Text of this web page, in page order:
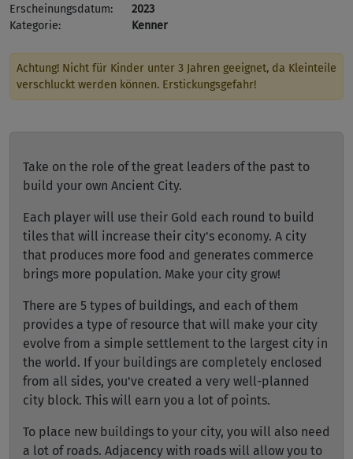
Erscheinungsdatum:
2023
Kategorie:
Kenner
Achtung! Nicht für Kinder unter 3 Jahren geeignet, da Kleinteile
verschluckt werden können. Erstickungsgefahr!
Take on the role of the great leaders of the past to
build your own Ancient City.
Each player will use their Gold each round to build
tiles that will increase their city's economy. A city
that produces more food and generates commerce
brings more population. Make your city grow!
There are 5 types of buildings, and each of them
provides a type of resource that will make your city
evolve from a simple settlement to the largest city in
the world. If your buildings are completely enclosed
from all sides, you've created a very well-planned
city block. This will earn you a lot of points.
To place new buildings to your city, you will also need
a lot of roads. Adjacency with roads will allow you to